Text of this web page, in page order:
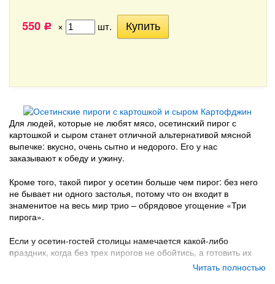
550 Р × шт.
Для людей, которые не любят мясо, осетинский пирог с
картошкой и сыром станет отличной альтернативой мясной
выпечке: вкусно, очень сытно и недорого. Его у нас
заказывают к обеду и ужину.
Кроме того, такой пирог у осетин больше чем пирог: без него
не бывает ни одного застолья, потому что он входит в
знаменитое на весь мир трио – обрядовое угощение «Три
пирога».
Если у осетин-гостей столицы намечается какой-либо
праздник, когда без трех пирогов не обойтись, а готовить их
самим негде, - они просто приходят к нам и покупаютЧитать полностью